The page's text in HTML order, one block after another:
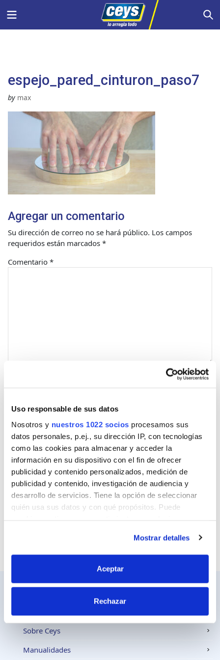
Uso responsable de sus datos
Nosotros y nuestros 1022 socios procesamos sus
datos personales, p.ej., su dirección IP, con tecnologías
como las cookies para almacenar y acceder la
información en su dispositivo con el fin de ofrecer
publicidad y contenido personalizados, medición de
publicidad y contenido, investigación de audiencia y
desarrollo de servicios. Tiene la opción de seleccionar
quién usa sus datos y con qué propósitos. Puede
Si lo permite, también quisiéramos:
Identificar su dispositivo analizándolo activamente
para buscar características específicas (huellas
digitales)
Obtenga más información sobre cómo se procesan sus
Mostrar detalles
Aceptar
Rechazar
Menu
espejo_pared_cinturon_paso7
by max
Agregar un comentario
Su dirección de correo no se hará público. Los campos
requeridos están marcados *
Comentario *
Correo
Sitio web
Ceys
Sobre Ceys
Manualidades